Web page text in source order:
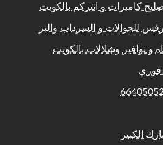
كاميرات و انتركم بالكويت
للجوالات و السرداب والبر
نوافير وشلالات بالكويت
فوري
الكبير